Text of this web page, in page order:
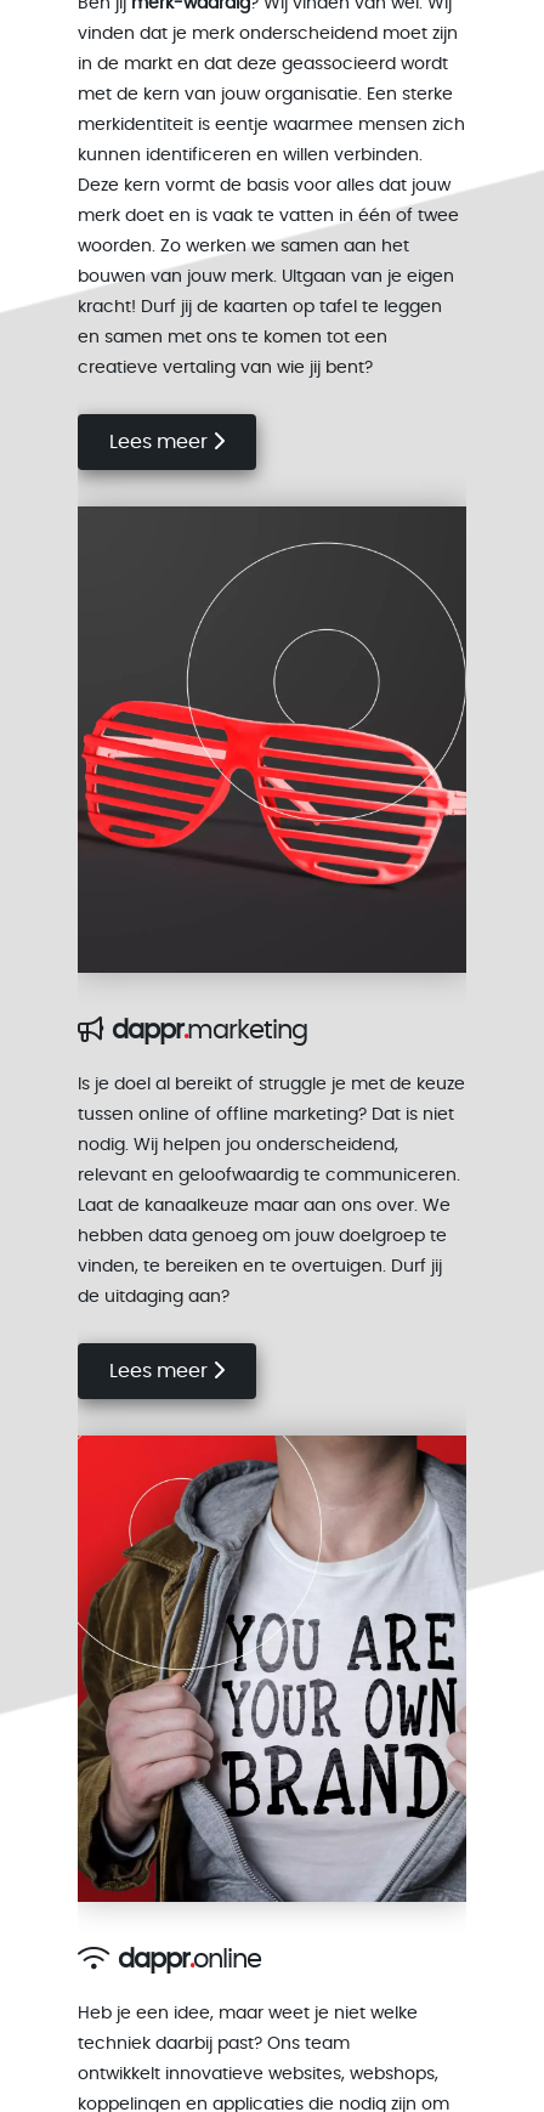
vinden dat je merk onderscheidend moet zijn
in de markt en dat deze geassocieerd wordt
met de kern van jouw organisatie. Een sterke
merkidentiteit is eentje waarmee mensen zich
kunnen identificeren en willen verbinden.
Deze kern vormt de basis voor alles dat jouw
merk doet en is vaak te vatten in één of twee
woorden. Zo werken we samen aan het
bouwen van jouw merk. UItgaan van je eigen
kracht! Durf jij de kaarten op tafel te leggen
en samen met ons te komen tot een
creatieve vertaling van wie jij bent?
Lees meer
dappr.marketing
Is je doel al bereikt of struggle je met de keuze
tussen online of offline marketing? Dat is niet
nodig. Wij helpen jou onderscheidend,
relevant en geloofwaardig te communiceren.
Laat de kanaalkeuze maar aan ons over. We
hebben data genoeg om jouw doelgroep te
vinden, te bereiken en te overtuigen.
Durf jij
de uitdaging aan?
Lees meer
dappr.online
Heb je een idee, maar weet je niet welke
techniek daarbij past? Ons team
ontwikkelt innovatieve websites, webshops,
koppelingen en applicaties die nodig zijn om